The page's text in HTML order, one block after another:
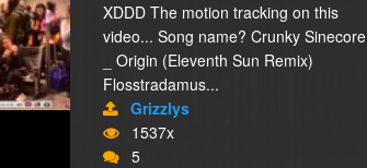
XDDD The motion tracking on this
video... Song name? Crunky Sinecore
_ Origin (Eleventh Sun Remix)
Flosstradamus...
Grizzlys
1537x
5